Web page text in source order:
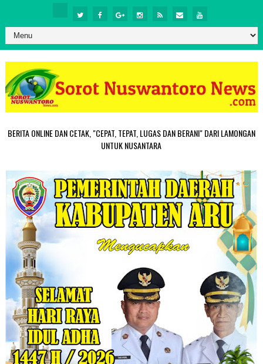
BERITA ONLINE DAN CETAK, "CEPAT, TEPAT, LUGAS DAN BERANI" DARI LAMONGAN
UNTUK NUSANTARA